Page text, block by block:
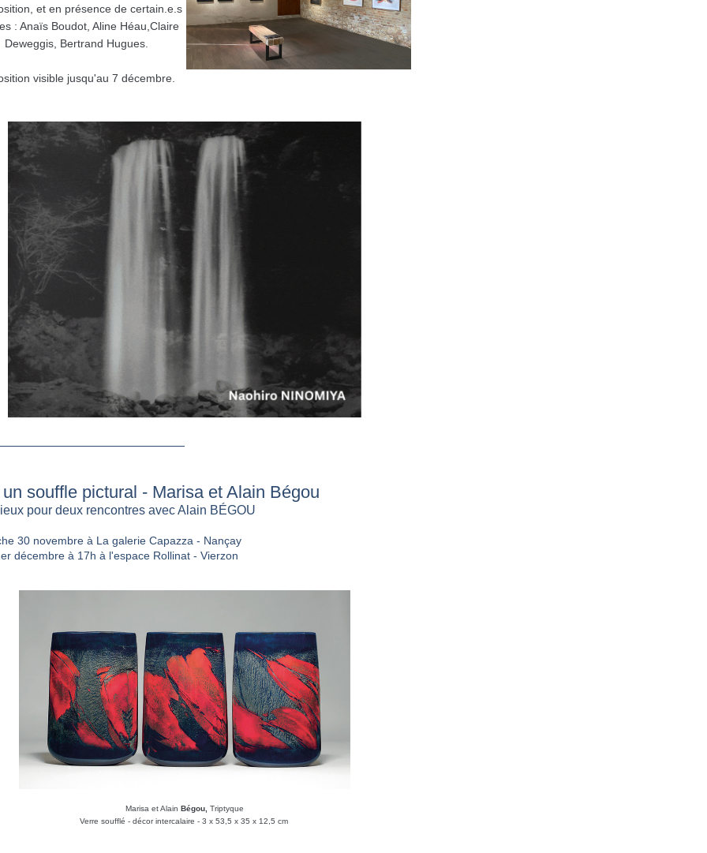
, et en présence de certain.e.s
: Anaïs Boudot, Aline Héau,Claire
Deweggis, Bertrand Hugues.
visible jusqu'au 7 décembre.
souffle pictural - Marisa et Alain Bégou
pour deux rencontres avec Alain BÉGOU
30 novembre à La galerie Capazza - Nançay
décembre à 17h à l'espace Rollinat - Vierzon
Marisa et Alain Bégou, Triptyque
Verre soufflé - décor intercalaire - 3 x 53,5 x 35 x 12,5 cm